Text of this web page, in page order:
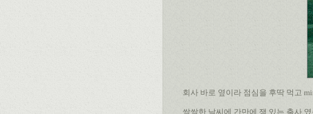
회사 바로 옆이라 점심을 후딱 먹고
쌀쌀한 날씨에 간만에 잼 있는 출사